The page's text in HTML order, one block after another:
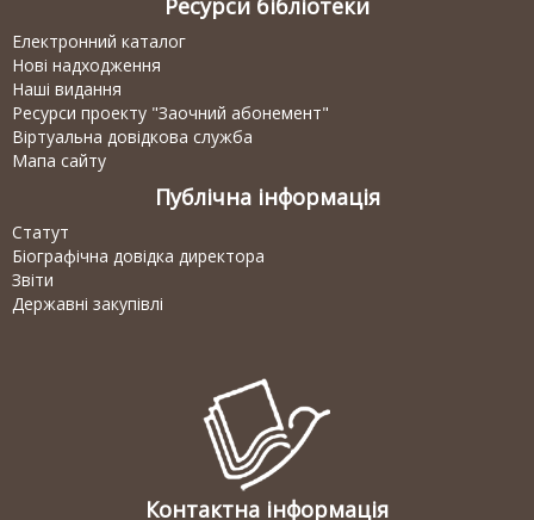
Ресурси бібліотеки
Електронний каталог
Нові надходження
Наші видання
Ресурси проекту "Заочний абонемент"
Віртуальна довідкова служба
Мапа сайту
Публічна інформація
Статут
Біографічна довідка директора
Звіти
Державні закупівлі
Контактна інформація